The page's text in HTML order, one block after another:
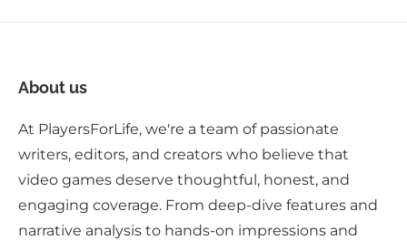
About us
At PlayersForLife, we're a team of passionate
writers, editors, and creators who believe that
video games deserve thoughtful, honest, and
engaging coverage. From deep-dive features and
narrative analysis to hands-on impressions and